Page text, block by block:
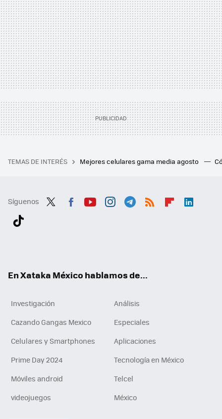
TEMAS DE INTERÉS Mejores celulares gama media agosto
Síguenos
En Xataka México hablamos de...
Investigación
Análisis
Cazando Gangas Mexico
Especiales
Celulares y Smartphones
Aplicaciones
Prime Day 2024
Tecnología en México
Móviles android
Telcel
videojuegos
México